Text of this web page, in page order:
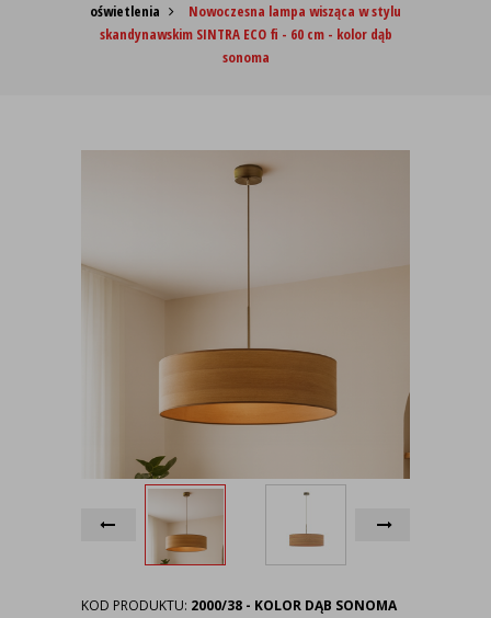
oświetlenia
Nowoczesna lampa wisząca w stylu
skandynawskim SINTRA ECO fi - 60 cm - kolor dąb
sonoma
KOD PRODUKTU: 2000/38 - KOLOR DĄB SONOMA